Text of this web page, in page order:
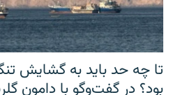
تا چه حد باید به گشایش
بود؟ در گفت‌وگو با دامون